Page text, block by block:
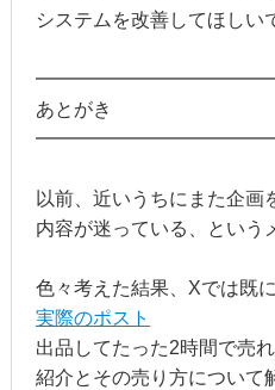
システムを改善してほしい
あとがき
以前、近いうちにまた企画
内容が迷っている、という
色々考えた結果、Xでは既
実際のポスト
出品してたった2時間で売
紹介とその売り方について